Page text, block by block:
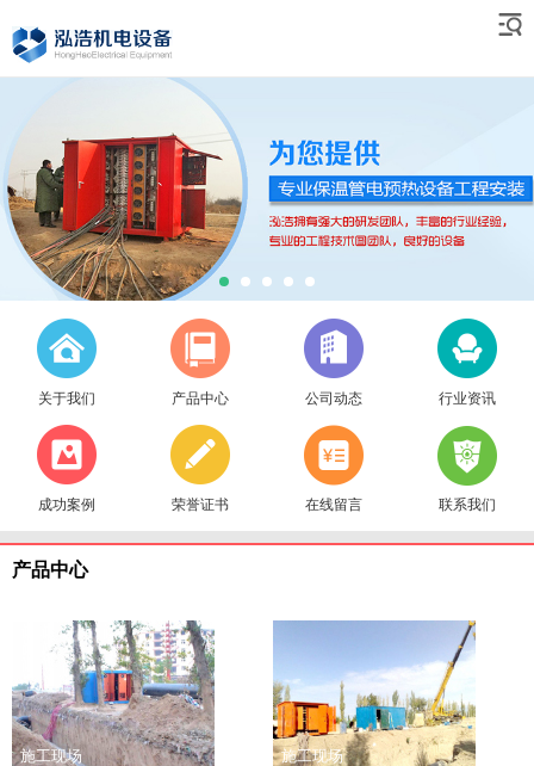
关于我们 产品中心 公司动态 行业资讯
成功案例 荣誉证书 在线留言 联系我们
产品中心
施工现场 施工现场